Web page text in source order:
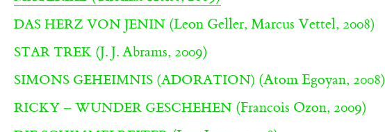
DAS HERZ VON JENIN (Leon Geller, Marcus Vettel, 2008)
STAR TREK (J. J. Abrams, 2009)
SIMONS GEHEIMNIS (ADORATION) (Atom Egoyan, 2008)
RICKY – WUNDER GESCHEHEN (Francois Ozon, 2009)